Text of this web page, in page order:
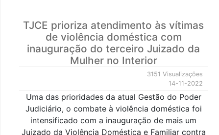
TJCE prioriza atendimento às vítimas
de violência doméstica com
inauguração do terceiro Juizado da
Mulher no Interior
3151 Visualizações
14-11-2022
Uma das prioridades da atual Gestão do Poder
Judiciário, o combate à violência doméstica foi
intensificado com a inauguração de mais um
Juizado da Violência Doméstica e Familiar contra